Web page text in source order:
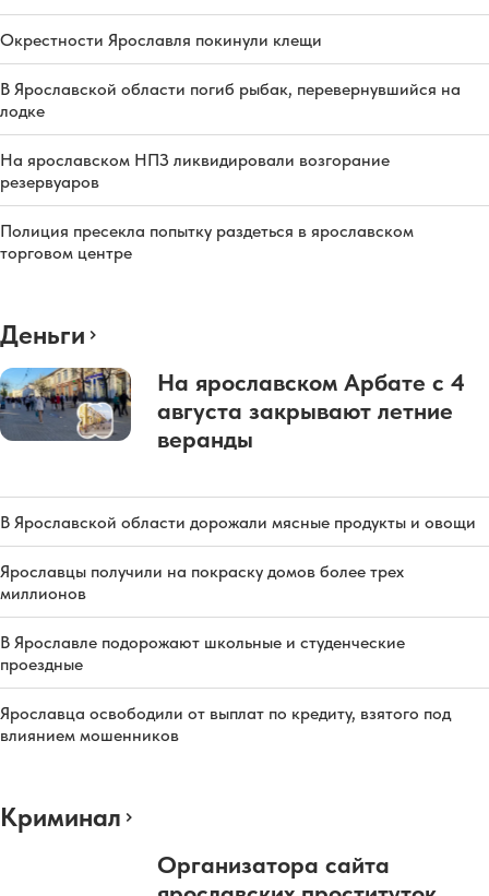
Окрестности Ярославля покинули клещи
В Ярославской области погиб рыбак, перевернувшийся на
лодке
На ярославском НПЗ ликвидировали возгорание
резервуаров
Полиция пресекла попытку раздеться в ярославском
торговом центре
Деньги
На ярославском Арбате с 4
августа закрывают летние
веранды
В Ярославской области дорожали мясные продукты и овощи
Ярославцы получили на покраску домов более трех
миллионов
В Ярославле подорожают школьные и студенческие
проездные
Ярославца освободили от выплат по кредиту, взятого под
влиянием мошенников
Криминал
Организатора сайта